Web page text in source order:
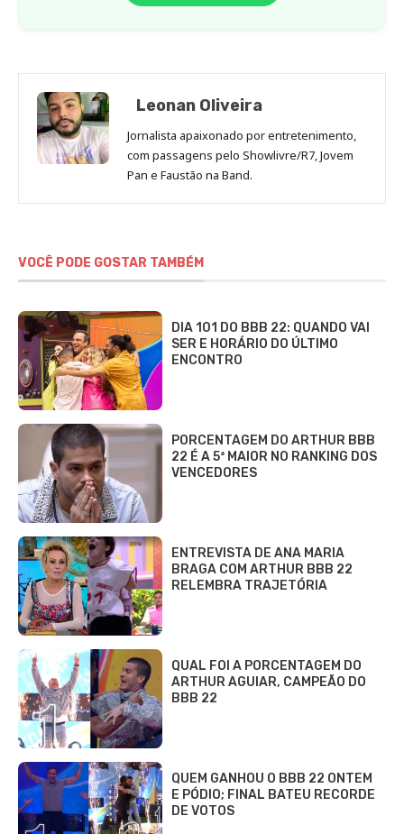
Leonan Oliveira
Jornalista apaixonado por entretenimento,
com passagens pelo Showlivre/R7, Jovem
Pan e Faustão na Band.
VOCÊ PODE GOSTAR TAMBÉM
DIA 101 DO BBB 22: QUANDO VAI
SER E HORÁRIO DO ÚLTIMO
ENCONTRO
PORCENTAGEM DO ARTHUR BBB
22 É A 5ª MAIOR NO RANKING DOS
VENCEDORES
ENTREVISTA DE ANA MARIA
BRAGA COM ARTHUR BBB 22
RELEMBRA TRAJETÓRIA
QUAL FOI A PORCENTAGEM DO
ARTHUR AGUIAR, CAMPEÃO DO
BBB 22
QUEM GANHOU O BBB 22 ONTEM
E PÓDIO; FINAL BATEU RECORDE
DE VOTOS